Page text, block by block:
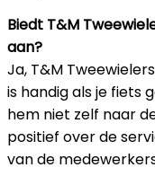
Biedt T&M
aan?
Ja, T&M
is handig als je fiets
hem niet zelf naar
positief over de
van de